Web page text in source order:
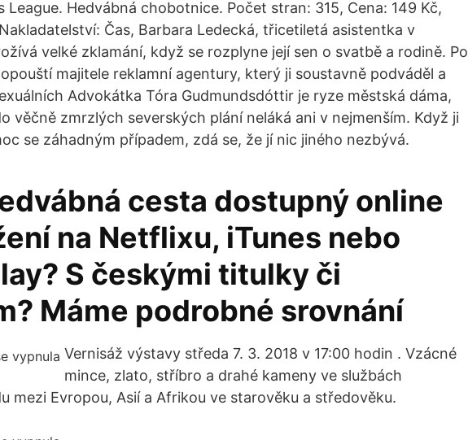
League. Hedvábná chobotnice. Počet stran: 315, Cena: 149 Kč,
Čas, Barbara Ledecká, třicetiletá asistentka v
velké zklamání, když se rozplyne její sen o svatbě a rodině. Po
majitele reklamní agentury, který ji soustavně podváděl a
Advokátka Tóra Gudmundsdóttir je ryze městská dáma,
věčně zmrzlých severských plání neláká ani v nejmenším. Když ji
se záhadným případem, zdá se, že jí nic jiného nezbývá.
cesta dostupný online
na Netflixu, iTunes nebo
S českými titulky či
Máme podrobné srovnání
Vernisáž výstavy středa 7. 3. 2018 v 17:00 hodin . Vzácné
mince, zlato, stříbro a drahé kameny ve službách
mezi Evropou, Asií a Afrikou ve starověku a středověku.